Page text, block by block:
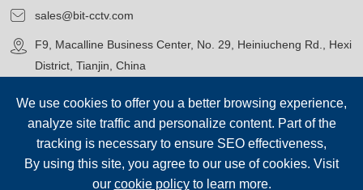
sales@bit-cctv.com
F9, Macalline Business Center, No. 29, Heiniucheng Rd., Hexi
District, Tianjin, China
Copyright© Blue Icon (Tianjin) Technology Co., Ltd.
We use cookies to offer you a better browsing experience,
analyze site traffic and personalize content. Part of the
tracking is necessary to ensure SEO effectiveness,
By using this site, you agree to our use of cookies. Visit
our cookie policyto learn more.